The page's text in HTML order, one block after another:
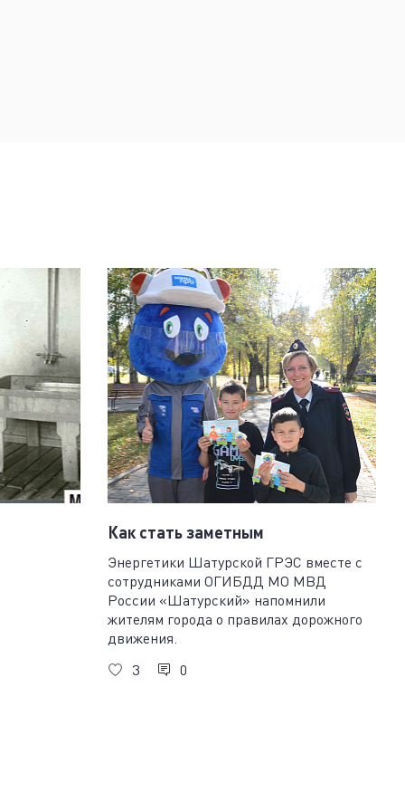
При отсутствии холодильника зимой
продукты выставляли за …
Трава для маринования огурцов
Это поможет сэкономить место в
морозилке
Плод, посиневший от созревания
«Студень» для мармелада
Овощ «от семи недуг»
Фрукты на столе перед девочкой на
картине Серова
Выжатое состояние фрукта
Как стать заметным
Энергетики Шатурской ГРЭС вместе с
сотрудниками ОГИБДД МО МВД
России «Шатурский» напомнили
жителям города о правилах дорожного
движения.
3
0